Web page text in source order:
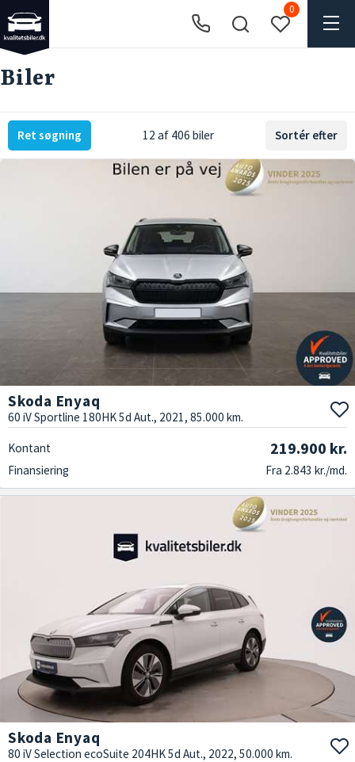
0
Biler
Ret søgning 12 af 406 biler Sortér efter
Skoda Enyaq
60 iV Sportline 180HK 5d Aut., 2021, 85.000 km.
Kontant 219.900 kr.
Finansiering Fra 2.843 kr./md.
Skoda Enyaq
80 iV Selection ecoSuite 204HK 5d Aut., 2022, 50.000 km.